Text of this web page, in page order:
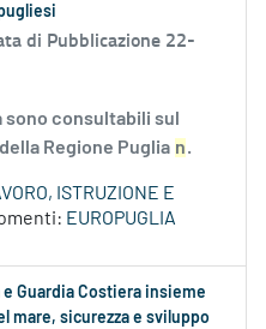
di Pubblicazione 22-
consultabili sul
Regione Puglia n.
ISTRUZIONE E
EUROPUGLIA
Guardia Costiera insieme
mare, sicurezza e sviluppo